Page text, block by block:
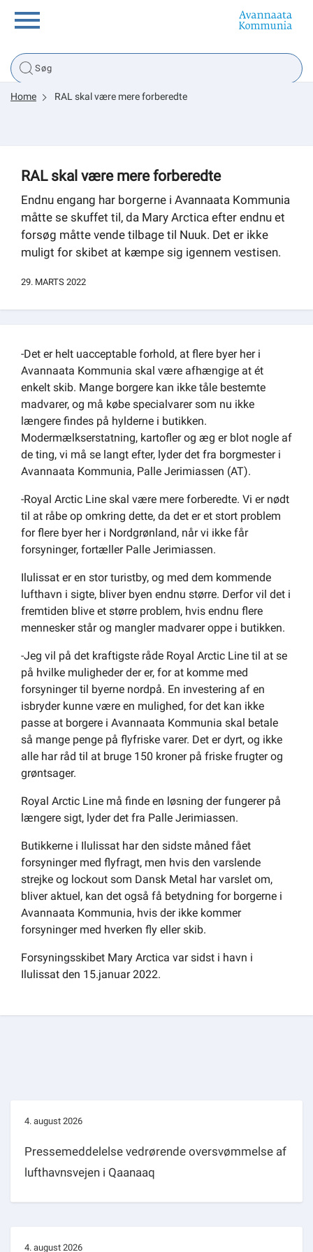
Borger
Tsunami
sullissivik.gl
Home RAL skal være mere forberedte
RAL skal være mere forberedte
Endnu engang har borgerne i Avannaata Kommunia
måtte se skuffet til, da Mary Arctica efter endnu et
forsøg måtte vende tilbage til Nuuk. Det er ikke
muligt for skibet at kæmpe sig igennem vestisen.
29. MARTS 2022
-Det er helt uacceptable forhold, at flere byer her i
Avannaata Kommunia skal være afhængige at ét
enkelt skib. Mange borgere kan ikke tåle bestemte
madvarer, og må købe specialvarer som nu ikke
længere findes på hylderne i butikken.
Modermælkserstatning, kartofler og æg er blot nogle af
de ting, vi må se langt efter, lyder det fra borgmester i
Avannaata Kommunia, Palle Jerimiassen (AT).
-Royal Arctic Line skal være mere forberedte. Vi er nødt
til at råbe op omkring dette, da det er et stort problem
for flere byer her i Nordgrønland, når vi ikke får
forsyninger, fortæller Palle Jerimiassen.
Ilulissat er en stor turistby, og med dem kommende
lufthavn i sigte, bliver byen endnu større. Derfor vil det i
fremtiden blive et større problem, hvis endnu flere
mennesker står og mangler madvarer oppe i butikken.
-Jeg vil på det kraftigste råde Royal Arctic Line til at se
på hvilke muligheder der er, for at komme med
forsyninger til byerne nordpå. En investering af en
isbryder kunne være en mulighed, for det kan ikke
passe at borgere i Avannaata Kommunia skal betale
så mange penge på flyfriske varer. Det er dyrt, og ikke
alle har råd til at bruge 150 kroner på friske frugter og
grøntsager.
Royal Arctic Line må finde en løsning der fungerer på
længere sigt, lyder det fra Palle Jerimiassen.
Butikkerne i Ilulissat har den sidste måned fået
forsyninger med flyfragt, men hvis den varslende
strejke og lockout som Dansk Metal har varslet om,
bliver aktuel, kan det også få betydning for borgerne i
Avannaata Kommunia, hvis der ikke kommer
forsyninger med hverken fly eller skib.
Forsyningsskibet Mary Arctica var sidst i havn i
Ilulissat den 15.januar 2022.
4. august 2026
Pressemeddelelse vedrørende oversvømmelse af
lufthavnsvejen i Qaanaaq
4. august 2026